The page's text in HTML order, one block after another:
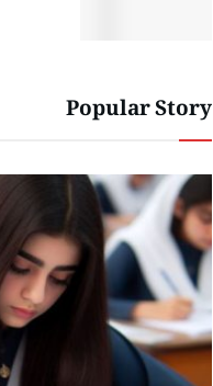
Popular Story